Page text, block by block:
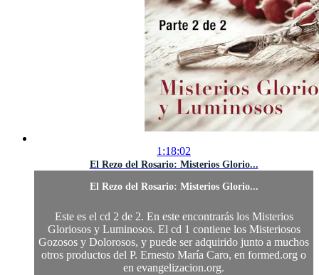
1:18:02
El Rezo del Rosario: Misterios Glorio...
El Rezo del Rosario: Misterios Glorio...
Este es el cd 2 de 2. En este encontrarás los Misterios
Gloriosos y Luminosos. El cd 1 contiene los Misteriosos
Gozosos y Dolorosos, y puede ser adquirido junto a muchos
otros productos del P. Ernesto María Caro, en formed.org o
en evangelizacion.org.